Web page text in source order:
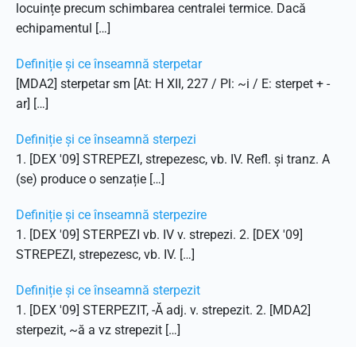
locuințe precum schimbarea centralei termice. Dacă
echipamentul […]
Definiție și ce înseamnă sterpetar
[MDA2] sterpetar sm [At: H XII, 227 / Pl: ~i / E: sterpet + -
ar] […]
Definiție și ce înseamnă sterpezi
1. [DEX '09] STREPEZI, strepezesc, vb. IV. Refl. și tranz. A
(se) produce o senzație […]
Definiție și ce înseamnă sterpezire
1. [DEX '09] STERPEZI vb. IV v. strepezi. 2. [DEX '09]
STREPEZI, strepezesc, vb. IV. […]
Definiție și ce înseamnă sterpezit
1. [DEX '09] STERPEZIT, -Ă adj. v. strepezit. 2. [MDA2]
sterpezit, ~ă a vz strepezit […]